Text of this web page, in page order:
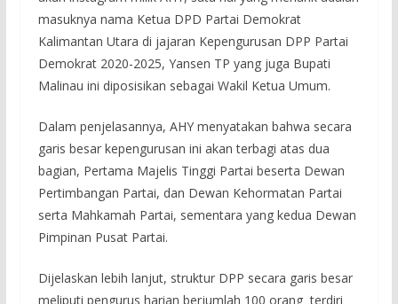
masuknya nama Ketua DPD Partai Demokrat
Kalimantan Utara di jajaran Kepengurusan DPP Partai
Demokrat 2020-2025, Yansen TP yang juga Bupati
Malinau ini diposisikan sebagai Wakil Ketua Umum.
Dalam penjelasannya, AHY menyatakan bahwa secara
garis besar kepengurusan ini akan terbagi atas dua
bagian, Pertama Majelis Tinggi Partai beserta Dewan
Pertimbangan Partai, dan Dewan Kehormatan Partai
serta Mahkamah Partai, sementara yang kedua Dewan
Pimpinan Pusat Partai.
Dijelaskan lebih lanjut, struktur DPP secara garis besar
meliputi pengurus harian berjumlah 100 orang terdiri